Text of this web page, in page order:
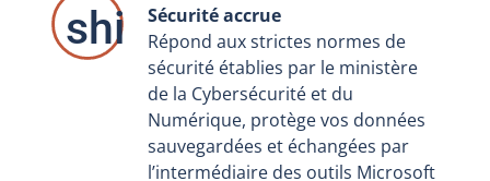
shield-check a
Sécurité accrue
Répond aux strictes normes de
sécurité établies par le ministère
de la Cybersécurité et du
Numérique, protège vos données
sauvegardées et échangées par
l’intermédiaire des outils Microsoft